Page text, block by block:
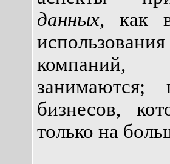
данных, как
использования
занимаются;
бизнесов,
только на